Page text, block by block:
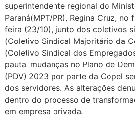
superintendente regional do
Paraná(MPT/PR), Regina Cruz, no
feira (23/10), junto dos coletivos
(Coletivo Sindical Majoritário da
(Coletivo Sindical dos
pauta, mudanças no Plano de
(PDV) 2023 por parte da Copel
dos servidores. As alterações
dentro do processo de
em empresa privada.